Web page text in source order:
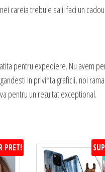
careia trebuie sa ii faci un
pentru expediere. Nu avem
in privinta graficii, noi
pentru un rezultat exceptional.
PRET!